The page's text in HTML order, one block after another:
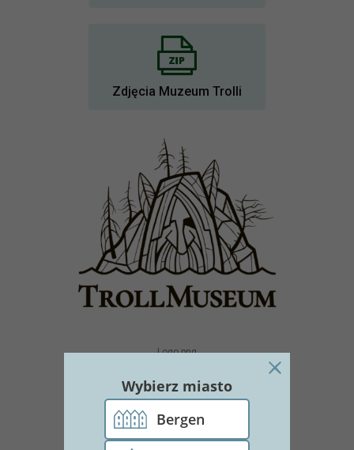
Zdjęcia Muzeum Trolli
Logo.png
Wybierz miasto
Bergen